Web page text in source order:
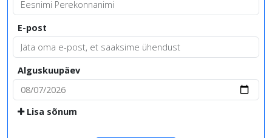
E-post
Alguskuupäev
Lisa sõnum